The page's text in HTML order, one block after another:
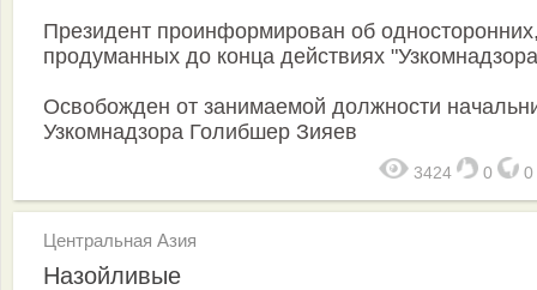
Президент проинформирован об
продуманных до конца действиях
Освобожден от занимаемой должности
Узкомнадзора Голибшер Зияев
3424 0 0
Центральная Азия
Назойливые